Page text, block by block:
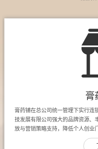
膏
膏药铺在总公司统一管理下实行连
技发展有限公司强大的品牌资源、
放与营销策略支持，降低个人创业